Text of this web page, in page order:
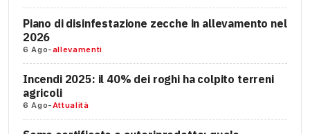
Piano di disinfestazione zecche in allevamento nel
2026
6 Ago-allevamenti
Incendi 2025: il 40% dei roghi ha colpito terreni
agricoli
6 Ago-Attualità